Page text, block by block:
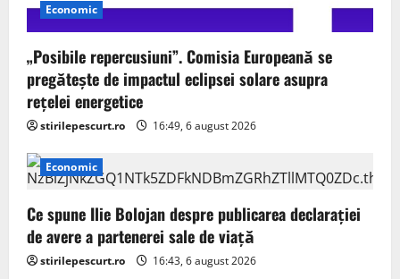
Economic
„Posibile repercusiuni”. Comisia Europeană se
pregătește de impactul eclipsei solare asupra
rețelei energetice
stirilepescurt.ro 16:49, 6 august 2026
Economic
Ce spune Ilie Bolojan despre publicarea declarației
de avere a partenerei sale de viață
stirilepescurt.ro 16:43, 6 august 2026